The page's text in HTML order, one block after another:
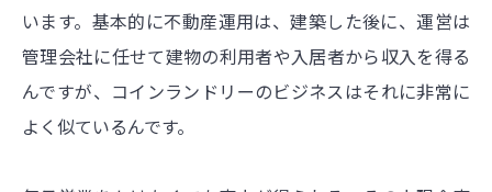
います。基本的に不動産運用は、建築した後に、運営は
管理会社に任せて建物の利用者や入居者から収入を得る
んですが、コインランドリーのビジネスはそれに非常に
よく似ているんです。